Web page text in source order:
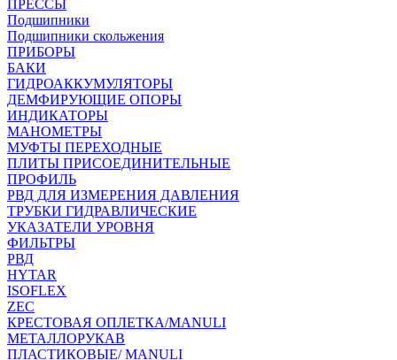
ПРЕССЫ
Подшипники
Подшипники скольжения
ПРИБОРЫ
БАКИ
ГИДРОАККУМУЛЯТОРЫ
ДЕМФИРУЮЩИЕ ОПОРЫ
ИНДИКАТОРЫ
МАНОМЕТРЫ
МУФТЫ ПЕРЕХОДНЫЕ
ПЛИТЫ ПРИСОЕДИНИТЕЛЬНЫЕ
ПРОФИЛЬ
РВД ДЛЯ ИЗМЕРЕНИЯ ДАВЛЕНИЯ
ТРУБКИ ГИДРАВЛИЧЕСКИЕ
УКАЗАТЕЛИ УРОВНЯ
ФИЛЬТРЫ
РВД
HYTAR
ISOFLEX
ZEC
КРЕСТОВАЯ ОПЛЕТКА/MANULI
МЕТАЛЛОРУКАВ
ПЛАСТИКОВЫЕ/ MANULI